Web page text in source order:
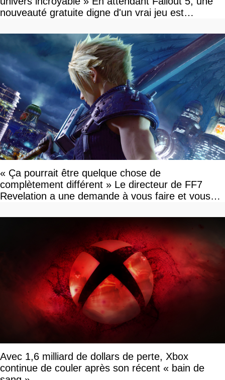
nouveauté gratuite digne d'un vrai jeu est
« Ça pourrait être quelque chose de
complètement différent » Le directeur de FF7
Revelation a une demande à vous faire et vous
Avec 1,6 milliard de dollars de perte, Xbox
continue de couler après son récent « bain de